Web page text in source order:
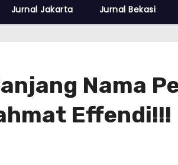
Jurnal Jakarta Jurnal Bekasi
Nama
Effendi!!!